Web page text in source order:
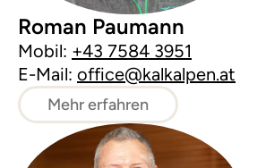
Roman Paumann
Mobil: +43 7584 3951
E-Mail: office@kalkalpen.at
Mehr erfahren